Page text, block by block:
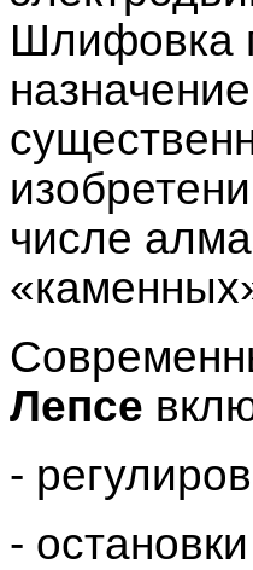
Шлифовка
числе
Лепсе
-
-